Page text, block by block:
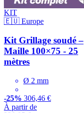
KIT
🇪🇺 Europe
Kit Grillage soudé –
Maille 100×75 - 25
mètres
Ø 2 mm
-25% 306,46 €
À partir de